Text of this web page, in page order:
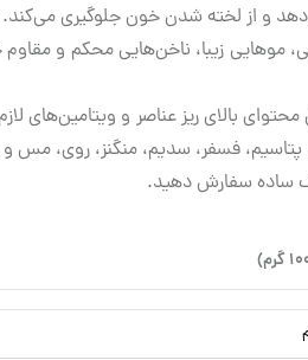
و از لخته شدن خون جلوگیری
موهایی زیبا، ناخن‌هایی محکم و
محتوای بالای ریز عناصر و
فسفر، سدیم، منگنز، روی، مس
ساده سفارش دهید.